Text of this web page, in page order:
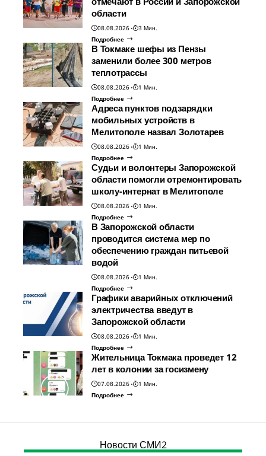
области
08.08.2026
3 Мин.
Подробнее
В Токмаке шефы из Пензы
заменили более 300 метров
теплотрассы
08.08.2026
1 Мин.
Подробнее
Адреса пунктов подзарядки
мобильных устройств в
Мелитополе назвал Золотарев
08.08.2026
1 Мин.
Подробнее
Судьи и волонтеры Запорожской
области помогли отремонтировать
школу-интернат в Мелитополе
08.08.2026
1 Мин.
Подробнее
В Запорожской области
проводится система мер по
обеспечению граждан питьевой
водой
08.08.2026
1 Мин.
Подробнее
Графики аварийных отключений
электричества введут в
Запорожской области
08.08.2026
1 Мин.
Подробнее
Жительница Токмака проведет 12
лет в колонии за госизмену
07.08.2026
1 Мин.
Подробнее
Новости СМИ2